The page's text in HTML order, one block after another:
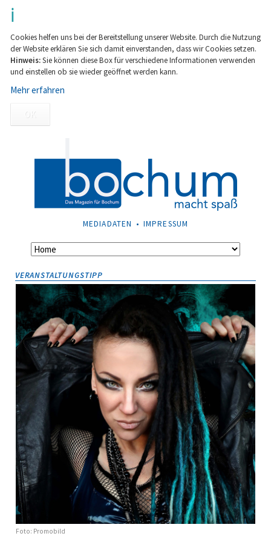
Cookies helfen uns bei der Bereitstellung unserer Website. Durch die Nutzung
der Website erklären Sie sich damit einverstanden, dass wir Cookies setzen.
Hinweis:Sie können diese Box für verschiedene Informationen verwenden
und einstellen ob sie wieder geöffnet werden kann.
Mehr erfahren
OK
NAVIGATION
MEDIADATEN IMPRESSUM
Navigation
VERANSTALTUNGSTIPP
Foto: Promobild